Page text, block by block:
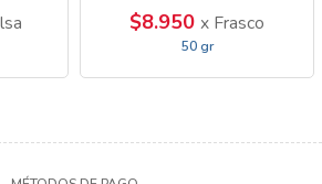
$8.950 x Frasco
50 gr